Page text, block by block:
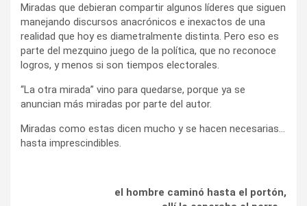
Miradas que debieran compartir algunos líderes que siguen
manejando discursos anacrónicos e inexactos de una
realidad que hoy es diametralmente distinta. Pero eso es
parte del mezquino juego de la política, que no reconoce
logros, y menos si son tiempos electorales.
“La otra mirada” vino para quedarse, porque ya se
anuncian más miradas por parte del autor.
Miradas como estas dicen mucho y se hacen necesarias…
hasta imprescindibles.
el hombre caminó hasta el portón,